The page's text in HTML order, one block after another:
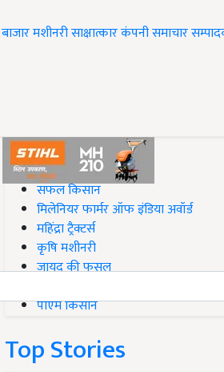
बाजारमशीनरीसाक्षात्कारकंपनी समाचार
#Top on Krishi Jagran
सफल किसान
मिलेनियर फार्मर ऑफ इंडिया अवॉर्ड
महिंद्रा ट्रैक्टर्स
कृषि मशीनरी
जायद की फसल
पीएम किसान
Top Stories